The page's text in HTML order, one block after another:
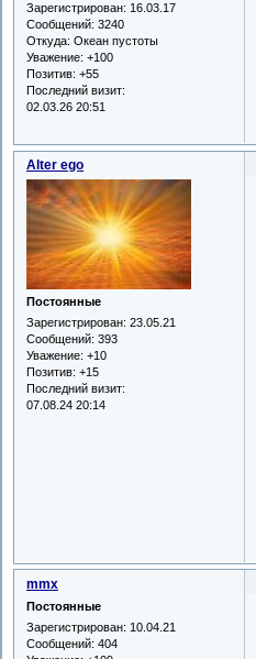
Зарегистрирован: 16.03.17
Сообщений: 3240
Откуда: Океан пустоты
Уважение: +100
Позитив: +55
Последний визит:
02.03.26 20:51
Alter ego
Постоянные
Зарегистрирован: 23.05.21
Сообщений: 393
Уважение: +10
Позитив: +15
Последний визит:
07.08.24 20:14
mmx
Постоянные
Зарегистрирован: 10.04.21
Сообщений: 404